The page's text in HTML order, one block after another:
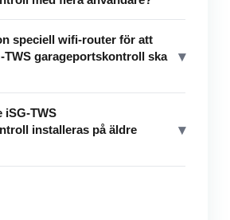
speciell wifi-router för att
TWS garageportskontroll ska
▾
iSG-TWS
installeras på äldre
▾